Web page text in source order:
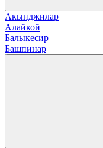
Акынджилар
Алайкой
Балыкесир
Башпинар